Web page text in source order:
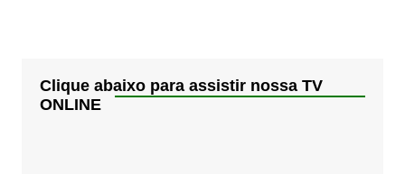
Clique abaixo para assistir nossa TV
ONLINE